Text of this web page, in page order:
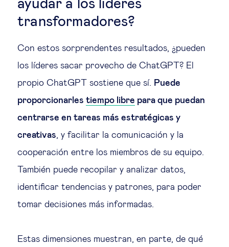
ayudar a los líderes
transformadores?
Con estos sorprendentes resultados, ¿pueden
los líderes sacar provecho de ChatGPT? El
propio ChatGPT sostiene que sí. Puede
proporcionarles tiempo libre para que puedan
centrarse en tareas más estratégicas y
creativas, y facilitar la comunicación y la
cooperación entre los miembros de su equipo.
También puede recopilar y analizar datos,
identificar tendencias y patrones, para poder
tomar decisiones más informadas.
Estas dimensiones muestran, en parte, de qué